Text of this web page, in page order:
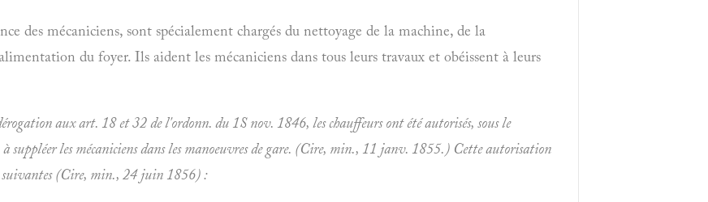
des mécaniciens, sont spécialement chargés du nettoyage de la machine, de la
du foyer. Ils aident les mécaniciens dans tous leurs travaux et obéissent à leurs
aux art. 18 et 32 de l'ordonn. du 1S nov. 1846, les chauffeurs ont été autorisés, sous le
à suppléer les mécaniciens dans les manoeuvres de gare. (Cire, min., 11 janv. 1855.) Cette autorisation
suivantes (Cire, min., 24 juin 1856) :